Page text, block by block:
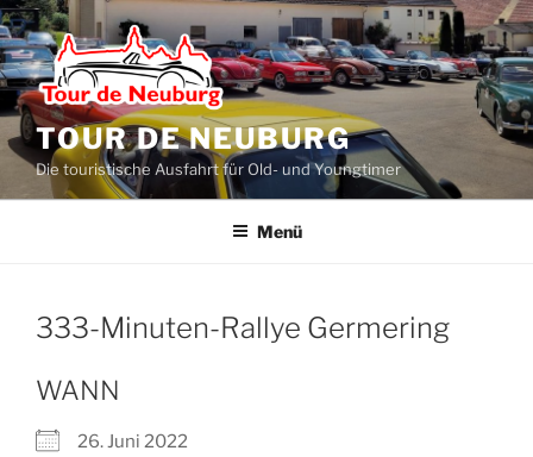
Zum
Inhalt
springen
TOUR DE NEUBURG
Die touristische Ausfahrt für Old- und Youngtimer
Menü
333-Minuten-Rallye Germering
WANN
26. Juni 2022